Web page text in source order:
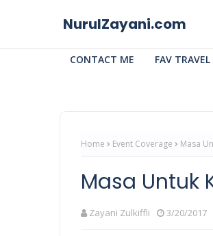
NurulZayani.com
CONTACT ME FAV
Home Event Coverage Masa
Masa Untuk
Zayani Zulkiffli 3/20/2017